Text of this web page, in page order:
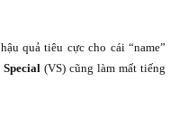
quả tiêu cực cho cái “name”
(VS) cũng làm mất tiếng